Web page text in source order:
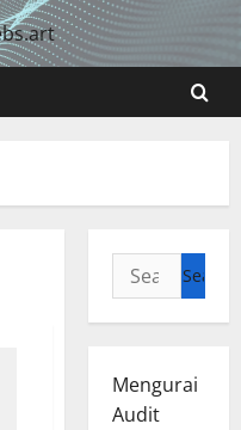
Search
for:
Mengurai
Audit